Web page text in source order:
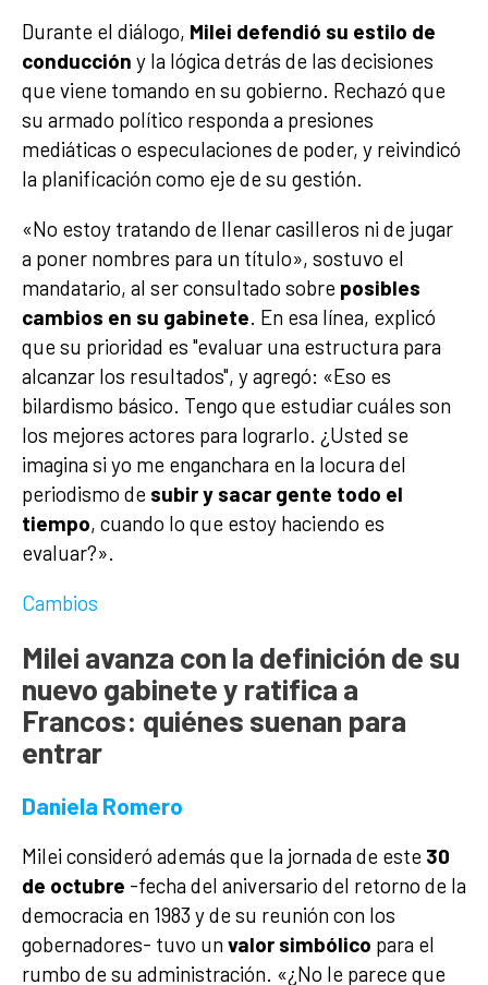
Durante el diálogo, Milei defendió su estilo de
conducción y la lógica detrás de las decisiones
que viene tomando en su gobierno. Rechazó que
su armado político responda a presiones
mediáticas o especulaciones de poder, y reivindicó
la planificación como eje de su gestión.
«No estoy tratando de llenar casilleros ni de jugar
a poner nombres para un título», sostuvo el
mandatario, al ser consultado sobre posibles
cambios en su gabinete. En esa línea, explicó
que su prioridad es "evaluar una estructura para
alcanzar los resultados", y agregó: «Eso es
bilardismo básico. Tengo que estudiar cuáles son
los mejores actores para lograrlo. ¿Usted se
imagina si yo me enganchara en la locura del
periodismo de subir y sacar gente todo el
tiempo, cuando lo que estoy haciendo es
evaluar?».
Cambios
Milei avanza con la definición de su
nuevo gabinete y ratifica a
Francos: quiénes suenan para
entrar
Daniela Romero
Milei consideró además que la jornada de este 30
de octubre -fecha del aniversario del retorno de la
democracia en 1983 y de su reunión con los
gobernadores- tuvo un valor simbólico para el
rumbo de su administración. «¿No le parece que